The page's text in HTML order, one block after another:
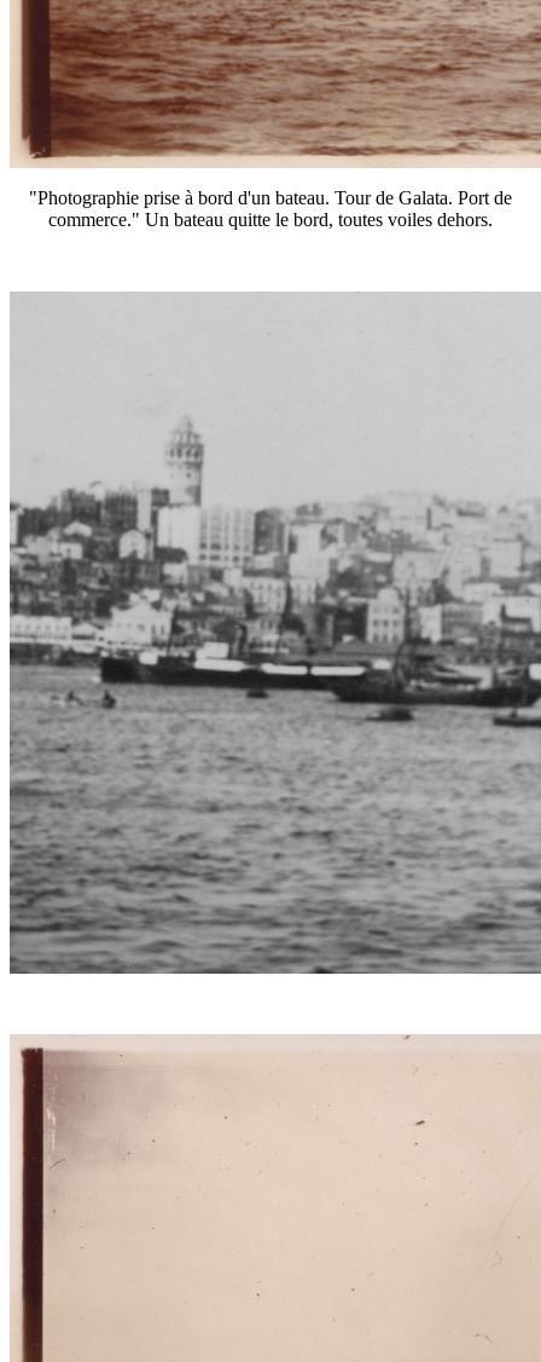
"Photographie prise à bord d'un bateau. Tour de Galata. Port de
commerce." Un bateau quitte le bord, toutes voiles dehors.